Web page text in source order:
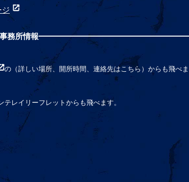
別ウィンドウで開く
務所情報
ウィンドウで開く
の（詳しい場所、開所時間、連絡先はこちら）からも飛べ
ドウで開く
テレイリーフレットからも飛べます。
で開く